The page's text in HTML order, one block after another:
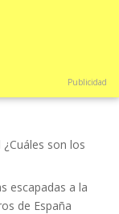
Publicidad
son los
escapadas a la
de España